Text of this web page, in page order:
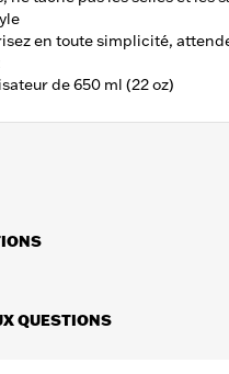
en toute simplicité,
de 650 ml (22 oz)
d’installation
QUESTIONS